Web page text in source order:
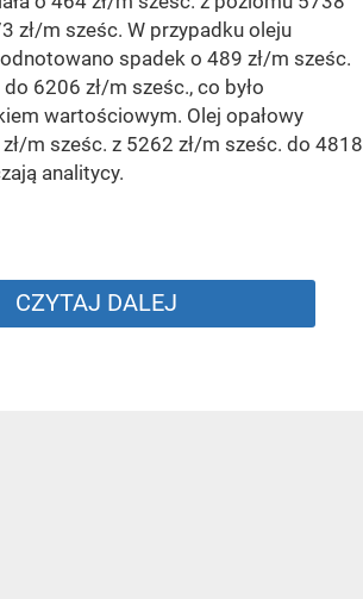
zł/m sześc. W przypadku oleju
spadek o 489 zł/m sześc.
6206 zł/m sześc., co było
wartościowym. Olej opałowy
m sześc. z 5262 zł/m sześc. do 4818
analitycy.
CZYTAJ DALEJ